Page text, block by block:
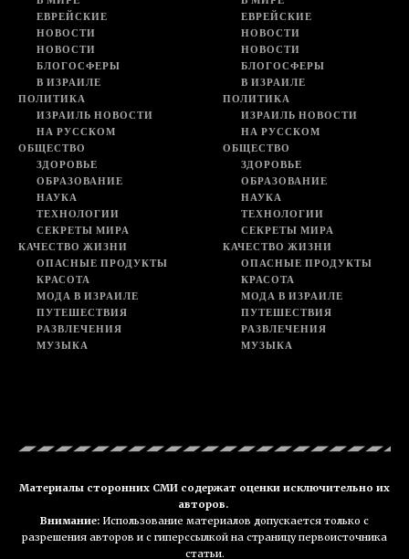
ЕВРЕЙСКИЕ
НОВОСТИ
НОВОСТИ
БЛОГОСФЕРЫ
В ИЗРАИЛЕ
ПОЛИТИКА
ИЗРАИЛЬ НОВОСТИ
НА РУССКОМ
ОБЩЕСТВО
ЗДОРОВЬЕ
ОБРАЗОВАНИЕ
НАУКА
ТЕХНОЛОГИИ
СЕКРЕТЫ МИРА
КАЧЕСТВО ЖИЗНИ
ОПАСНЫЕ ПРОДУКТЫ
КРАСОТА
МОДА В ИЗРАИЛЕ
ПУТЕШЕСТВИЯ
РАЗВЛЕЧЕНИЯ
МУЗЫКА
ЕВРЕЙСКИЕ
НОВОСТИ
НОВОСТИ
БЛОГОСФЕРЫ
В ИЗРАИЛЕ
ПОЛИТИКА
ИЗРАИЛЬ НОВОСТИ
НА РУССКОМ
ОБЩЕСТВО
ЗДОРОВЬЕ
ОБРАЗОВАНИЕ
НАУКА
ТЕХНОЛОГИИ
СЕКРЕТЫ МИРА
КАЧЕСТВО ЖИЗНИ
ОПАСНЫЕ ПРОДУКТЫ
КРАСОТА
МОДА В ИЗРАИЛЕ
ПУТЕШЕСТВИЯ
РАЗВЛЕЧЕНИЯ
МУЗЫКА
Материалы сторонних СМИ содержат оценки исключительно их
авторов.
Внимание: Использование материалов допускается только с
разрешения авторов и с гиперссылкой на страницу первоисточника
статьи.